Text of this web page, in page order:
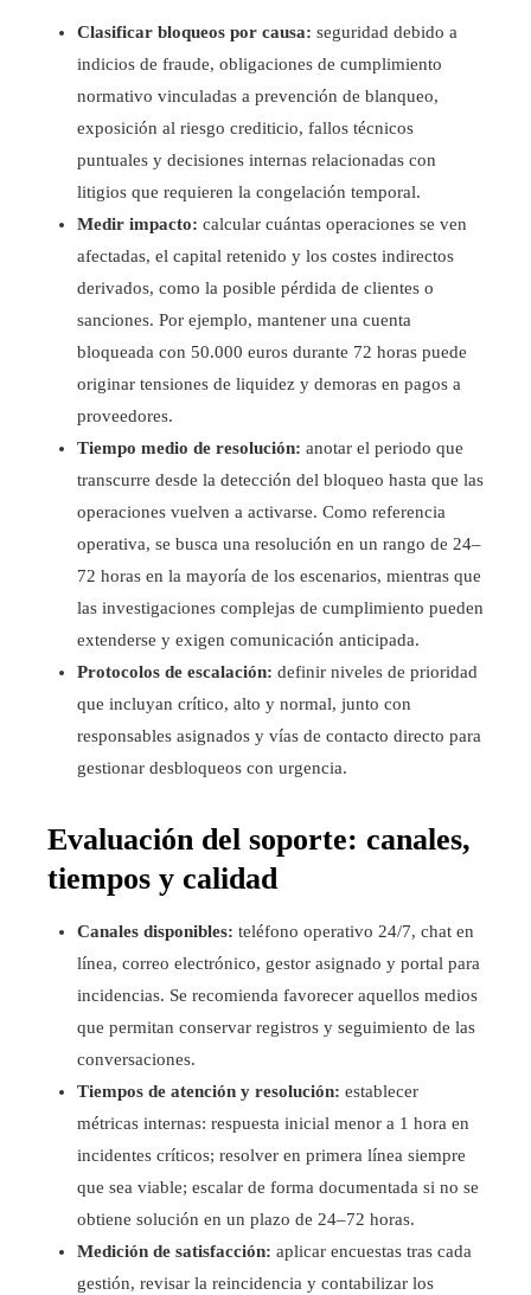
Clasificar bloqueos por causa: seguridad debido a
indicios de fraude, obligaciones de cumplimiento
normativo vinculadas a prevención de blanqueo,
exposición al riesgo crediticio, fallos técnicos
puntuales y decisiones internas relacionadas con
litigios que requieren la congelación temporal.
Medir impacto: calcular cuántas operaciones se ven
afectadas, el capital retenido y los costes indirectos
derivados, como la posible pérdida de clientes o
sanciones. Por ejemplo, mantener una cuenta
bloqueada con 50.000 euros durante 72 horas puede
originar tensiones de liquidez y demoras en pagos a
proveedores.
Tiempo medio de resolución: anotar el periodo que
transcurre desde la detección del bloqueo hasta que las
operaciones vuelven a activarse. Como referencia
operativa, se busca una resolución en un rango de 24–
72 horas en la mayoría de los escenarios, mientras que
las investigaciones complejas de cumplimiento pueden
extenderse y exigen comunicación anticipada.
Protocolos de escalación: definir niveles de prioridad
que incluyan crítico, alto y normal, junto con
responsables asignados y vías de contacto directo para
gestionar desbloqueos con urgencia.
Evaluación del soporte: canales,
tiempos y calidad
Canales disponibles: teléfono operativo 24/7, chat en
línea, correo electrónico, gestor asignado y portal para
incidencias. Se recomienda favorecer aquellos medios
que permitan conservar registros y seguimiento de las
conversaciones.
Tiempos de atención y resolución: establecer
métricas internas: respuesta inicial menor a 1 hora en
incidentes críticos; resolver en primera línea siempre
que sea viable; escalar de forma documentada si no se
obtiene solución en un plazo de 24–72 horas.
Medición de satisfacción: aplicar encuestas tras cada
gestión, revisar la reincidencia y contabilizar los